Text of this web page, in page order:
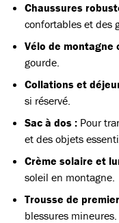
Chaussures
confortables et des
Vélo de montagne
gourde.
Collations et
si réservé.
Sac à dos : Pour
et des objets
Crème solaire et
soleil en montagne.
Trousse de
blessures mineures.